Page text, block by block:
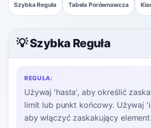
Szybka Reguła Tabela Porównawcza
💡 Szybka Reguła
REGUŁA:
Używaj 'hasta', aby określić
limit lub punkt końcowy. Używaj
aby włączyć zaskakujący element.